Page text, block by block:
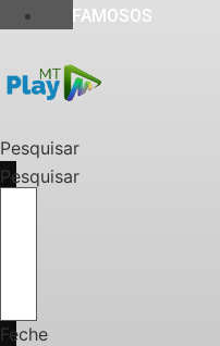
FAMOSOS
Pesquisar
Pesquisar
Feche